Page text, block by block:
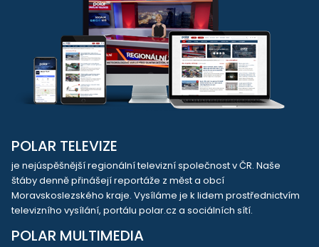
POLAR TELEVIZE
je nejúspěšnější regionální televizní společnost v ČR. Naše
štáby denně přinášejí reportáže z měst a obcí
Moravskoslezského kraje. Vysíláme je k lidem prostřednictvím
televizního vysílání, portálu polar.cz a sociálních sítí.
POLAR MULTIMEDIA